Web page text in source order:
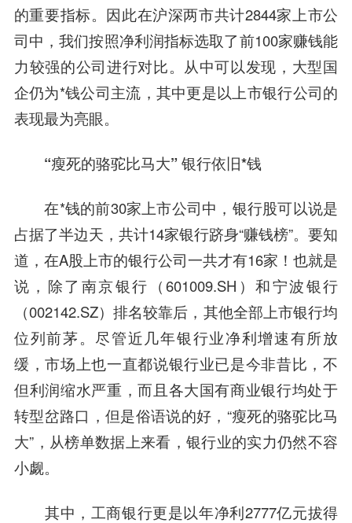
的重要指标。因此在沪深两市共计2844家上市公
司中，我们按照净利润指标选取了前100家赚钱能
力较强的公司进行对比。从中可以发现，大型国
企仍为*钱公司主流，其中更是以上市银行公司的
表现最为亮眼。
“瘦死的骆驼比马大” 银行依旧*钱
在*钱的前30家上市公司中，银行股可以说是
占据了半边天，共计14家银行跻身“赚钱榜”。要知
道，在A股上市的银行公司一共才有16家！也就是
说，除了 南京银行 （601009.SH）和宁波银行
（002142.SZ）排名较靠后，其他全部上市银行均
位列前茅。尽管近几年银行业净利增速有所放
缓，市场上也一直都说银行业已是今非昔比，不
但利润缩水严重，而且各大国有商业银行均处于
转型岔路口，但是俗语说的好，“瘦死的骆驼比马
大”，从榜单数据上来看，银行业的实力仍然不容
小觑。
其中， 工商银行更是以年净利2777亿元拔得